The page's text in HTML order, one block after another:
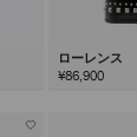
ローレンス
¥86,900